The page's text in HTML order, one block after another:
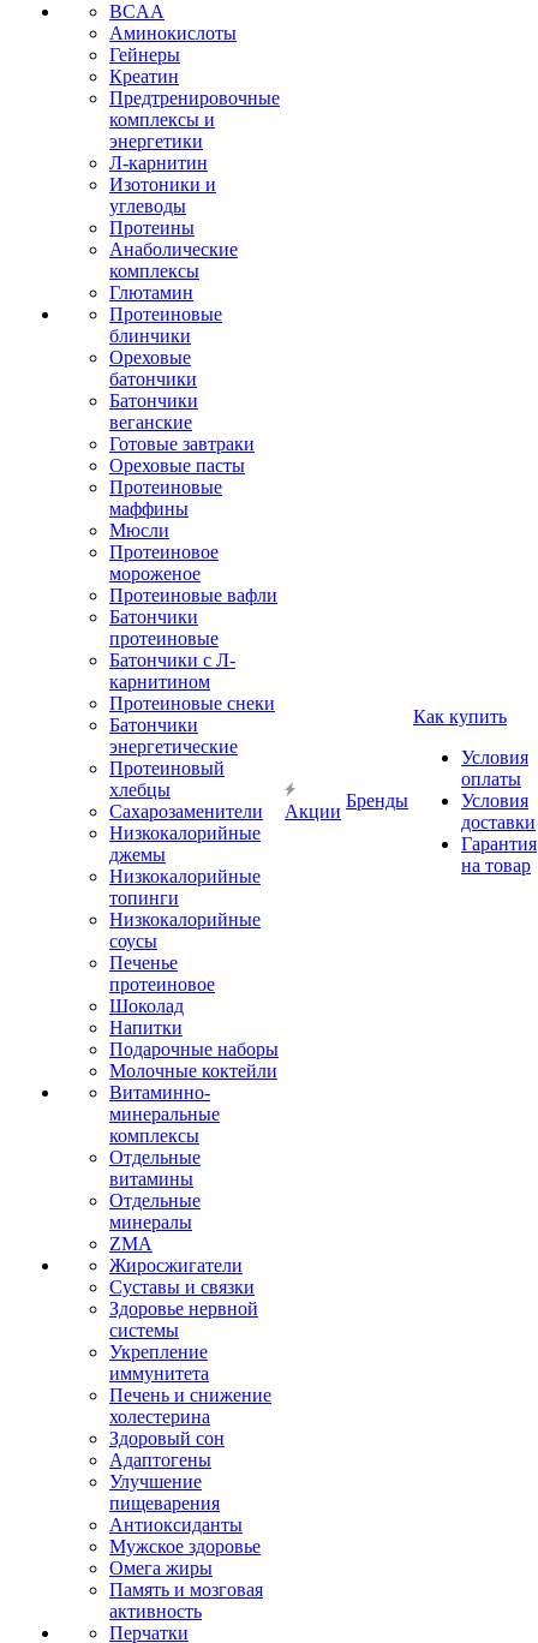
BCAA
Аминокислоты
Гейнеры
Креатин
Предтренировочные
комплексы и
энергетики
Л-карнитин
Изотоники и
углеводы
Протеины
Анаболические
комплексы
Глютамин
Протеиновые
блинчики
Ореховые
батончики
Батончики
веганские
Готовые завтраки
Ореховые пасты
Протеиновые
маффины
Мюсли
Протеиновое
мороженое
Протеиновые вафли
Батончики
протеиновые
Батончики с Л-
карнитином
Протеиновые снеки
Батончики
энергетические
Протеиновый
хлебцы
Сахарозаменители
Низкокалорийные
джемы
Низкокалорийные
топинги
Низкокалорийные
соусы
Печенье
протеиновое
Шоколад
Напитки
Подарочные наборы
Молочные коктейли
Витаминно-
минеральные
комплексы
Отдельные
витамины
Отдельные
минералы
ZMA
Жиросжигатели
Суставы и связки
Здоровье нервной
системы
Укрепление
иммунитета
Печень и снижение
холестерина
Здоровый сон
Адаптогены
Улучшение
пищеварения
Антиоксиданты
Мужское здоровье
Омега жиры
Память и мозговая
активность
Перчатки
Акции
Бренды
Как купить
Условия
оплаты
Условия
доставки
Гарантия
на товар